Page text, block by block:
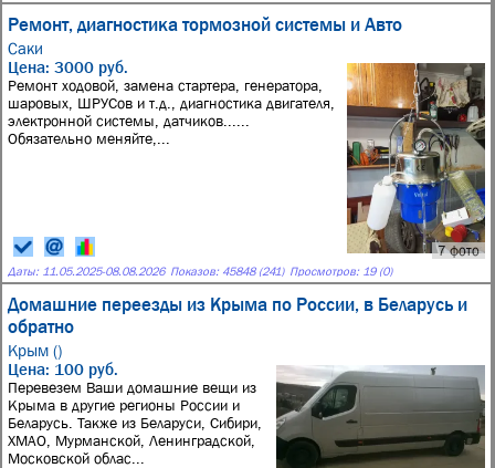
Ремонт, диагностика тормозной системы и Авто
Саки
7 фото
Цена: 3000 руб.
Ремонт ходовой, замена стартера, генератора,
шаровых, ШРУСов и т.д., диагностика двигателя,
электронной системы, датчиков......
Обязательно меняйте,...
Даты: 11.05.2025-08.08.2026 Показов: 45848 (241) Просмотров: 19 (0)
Домашние переезды из Крыма по России, в Беларусь и
обратно
Крым ()
Цена: 100 руб.
Перевезем Ваши домашние вещи из
Крыма в другие регионы России и
Беларусь. Также из Беларуси, Сибири,
ХМАО, Мурманской, Ленинградской,
Московской облас...